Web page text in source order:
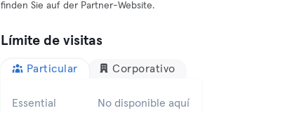
finden Sie auf der Partner-Website.
Límite de visitas
Particular Corporativo
Essential No disponible aquí